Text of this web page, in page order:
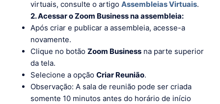
virtuais, consulte o artigoAssembleias Virtuais.
2. Acessar o Zoom Business na assembleia:
Após criar e publicar a assembleia, acesse-a
novamente.
Clique no botãoZoom Business na parte superior
da tela.
Selecione a opçãoCriar Reunião.
Observação: A sala de reunião pode ser criada
somente 10 minutos antes do horário de início